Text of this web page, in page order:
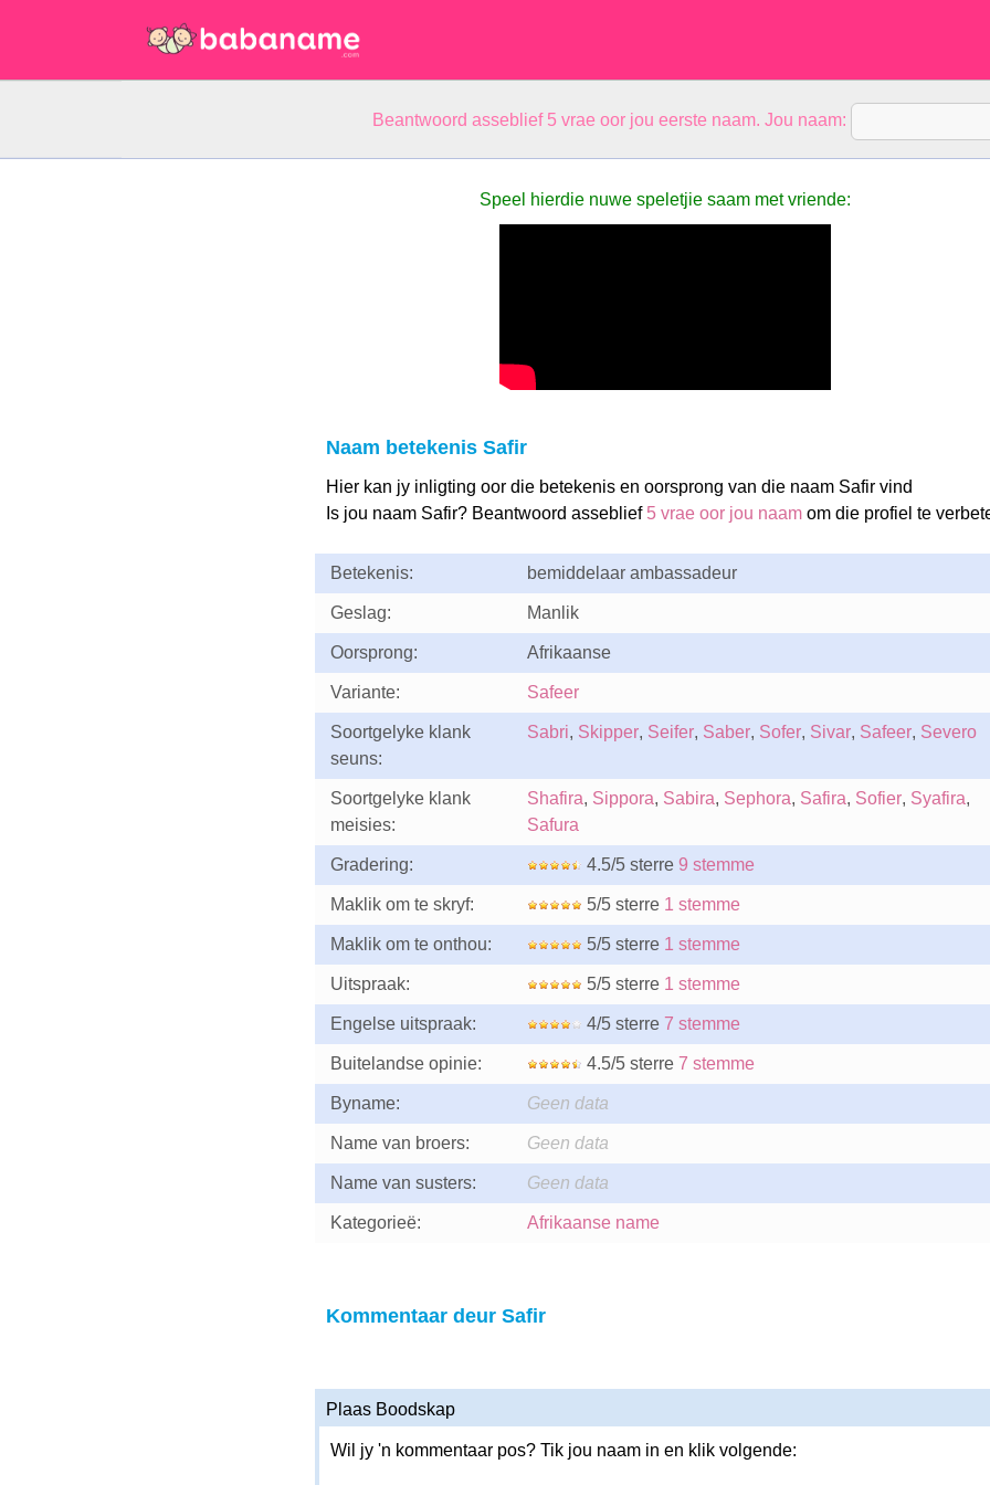
Beantwoord asseblief 5 vrae oor jou eerste naam. Jou naam:
Speel hierdie nuwe speletjie saam met vriende:
Naam betekenis Safir
Hier kan jy inligting oor die betekenis en oorsprong van die naam Safir vind
Is jou naam Safir? Beantwoord asseblief 5 vrae oor jou naamom die profiel te
Betekenis: bemiddelaar ambassadeur
Geslag: Manlik
Oorsprong: Afrikaanse
Variante: Safeer
Soortgelyke klank
seuns:
Sabri, Skipper, Seifer, Saber, Sofer, Sivar, Safeer, Severo
Soortgelyke klank
meisies:
Shafira, Sippora, Sabira, Sephora, Safira, Sofier, Syafira,
Safura
Gradering: 4.5/5 sterre 9 stemme
Maklik om te skryf: 5/5 sterre 1 stemme
Maklik om te onthou: 5/5 sterre 1 stemme
Uitspraak: 5/5 sterre 1 stemme
Engelse uitspraak: 4/5 sterre 7 stemme
Buitelandse opinie: 4.5/5 sterre 7 stemme
Byname: Geen data
Name van broers: Geen data
Name van susters: Geen data
Kategorieë: Afrikaanse name
Kommentaar deur Safir
Plaas Boodskap
Wil jy 'n kommentaar pos? Tik jou naam in en klik volgende: